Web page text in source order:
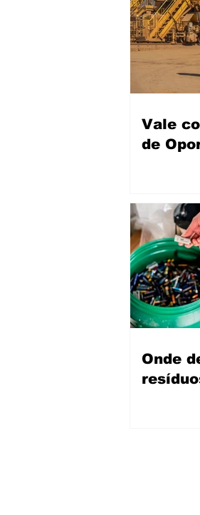
Vale
de
Onde